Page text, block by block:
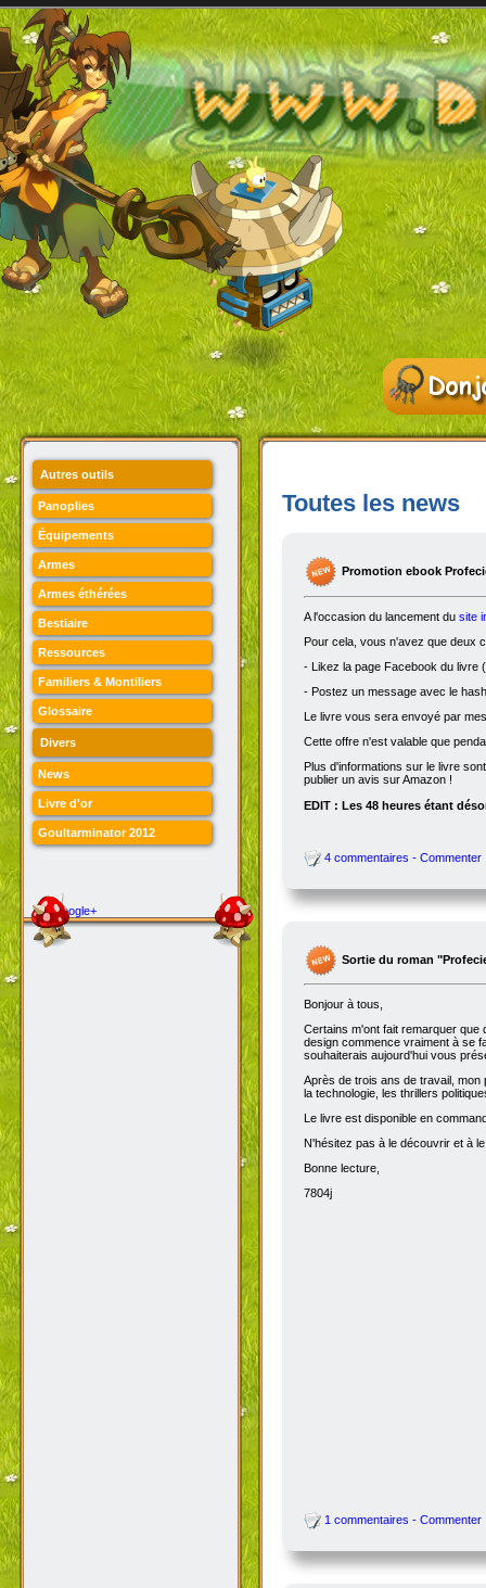
Autres outils
Panoplies
Équipements
Armes
Armes éthérées
Bestiaire
Ressources
Familiers & Montiliers
Glossaire
Divers
News
Livre d'or
Goultarminator 2012
Google+
Toutes les news
Promotion ebook
A l'occasion du lancement du site
Pour cela, vous n'avez que deux
- Likez la page Facebook du livre (
- Postez un message avec le
Le livre vous sera envoyé par
Cette offre n'est valable que
Plus d'informations sur le livre
publier un avis sur Amazon !
EDIT : Les 48 heures étant
4 commentaires - Commenter
Sortie du roman
Bonjour à tous,
Certains m'ont fait remarquer que
design commence vraiment à se
souhaiterais aujourd'hui vous
Après de trois ans de travail,
la technologie, les thrillers
Le livre est disponible en
N'hésitez pas à le découvrir et à
Bonne lecture,
7804j
1 commentaires - Commenter